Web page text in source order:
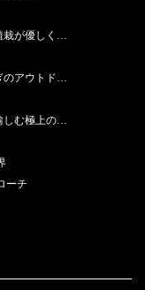
栽が優しく…
のアウトド…
しむ極上の…
ーチ